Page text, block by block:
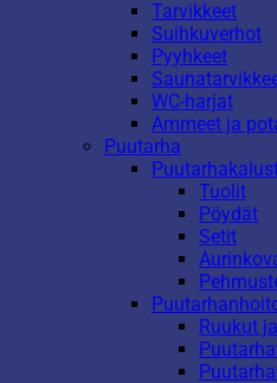
Tarvikkeet
Suihkuverhot
Pyyhkeet
WC-harjat
Ammeet ja
Puutarha
Tuolit
Pöydät
Setit
Ruukut